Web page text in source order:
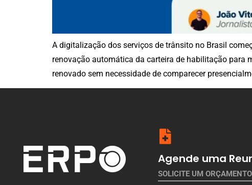
A digitalização dos serviços de trânsito no Brasil
renovação automática da carteira de habilitação para
renovado sem necessidade de comparecer
Agende uma
SOLICITE UM ORÇAMENTO